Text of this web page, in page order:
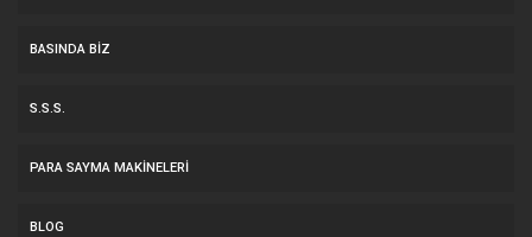
BASINDA BIZ
S.S.S.
PARA SAYMA MAKİNELERİ
BLOG